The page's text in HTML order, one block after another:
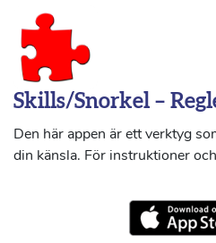
Skills/Snorkel –
Den här appen är ett verktyg
din känsla. För instruktioner